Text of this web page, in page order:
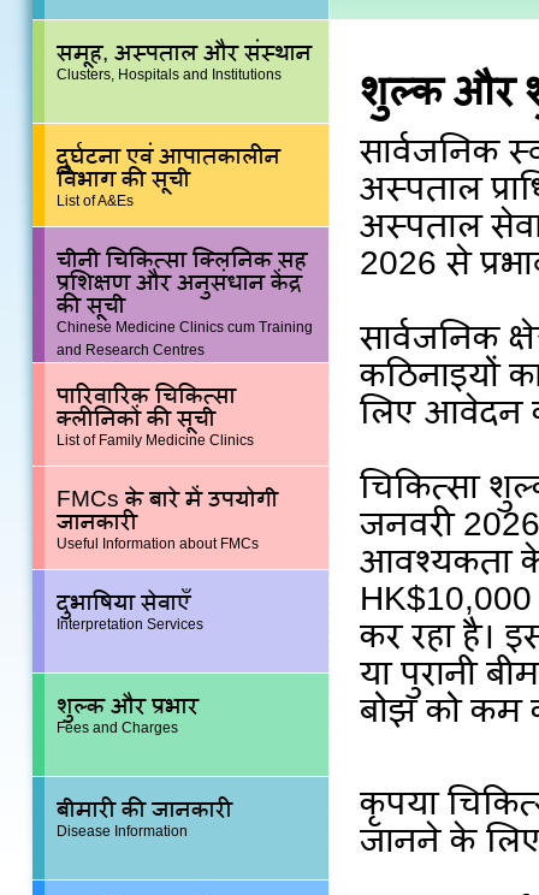
समूह, अस्पताल और संस्थान
Clusters, Hospitals and Institutions
दुर्घटना एवं आपातकालीन
विभाग की सूची
List of A&Es
चीनी चिकित्सा क्लिनिक सह
प्रशिक्षण और अनुसंधान केंद्र
की सूची
Chinese Medicine Clinics cum Training
and Research Centres
पारिवारिक चिकित्सा
क्लीनिकों की सूची
List of Family Medicine Clinics
FMCs के बारे में उपयोगी
जानकारी
Useful Information about FMCs
दुभाषिया सेवाएँ
Interpretation Services
शुल्क और प्रभार
Fees and Charges
बीमारी की जानकारी
Disease Information
शुल्क और
सार्वजनिक
अस्पताल
अस्पताल
2026 से
सार्वजनिक
कठिनाइयों
लिए आवेदन
चिकित्सा
जनवरी
आवश्यकता के
HK$10,000
कर रहा है।
या पुरानी
बोझ को कम
कृपया
जानने के